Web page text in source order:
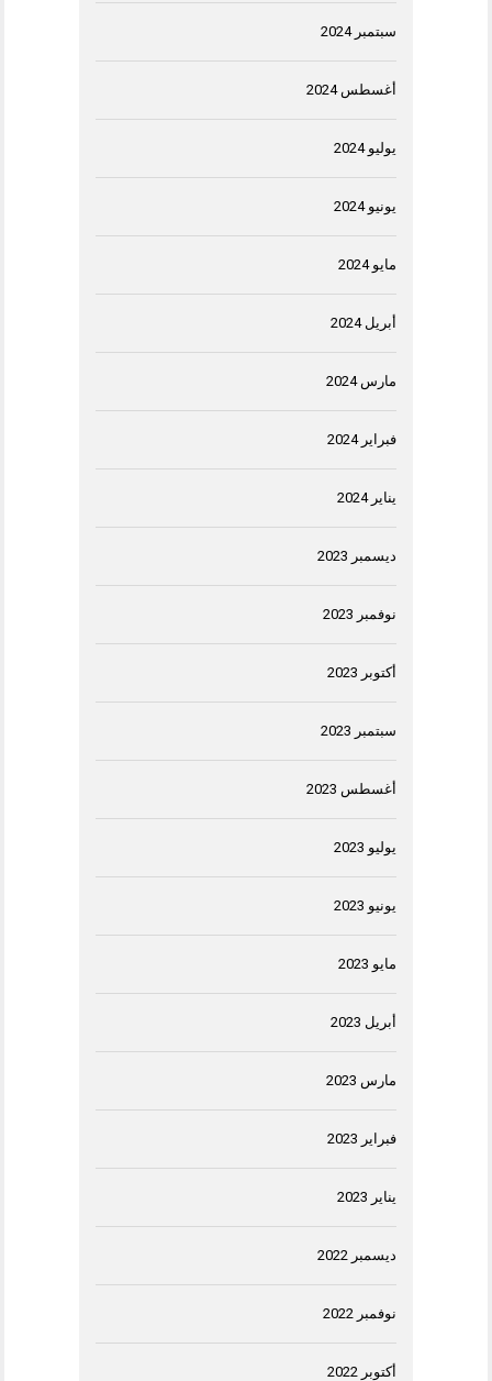
سبتمبر 2024
أغسطس 2024
يوليو 2024
يونيو 2024
مايو 2024
أبريل 2024
مارس 2024
فبراير 2024
يناير 2024
ديسمبر 2023
نوفمبر 2023
أكتوبر 2023
سبتمبر 2023
أغسطس 2023
يوليو 2023
يونيو 2023
مايو 2023
أبريل 2023
مارس 2023
فبراير 2023
يناير 2023
ديسمبر 2022
نوفمبر 2022
أكتوبر 2022